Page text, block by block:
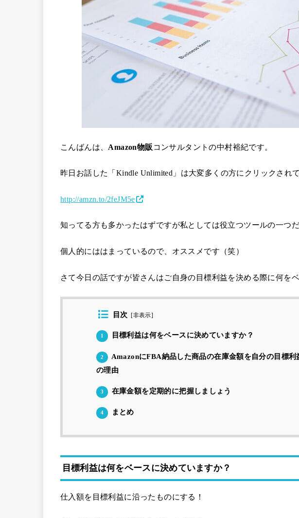
こんばんは、 Amazon物販 コンサルタントの中村裕紀です。
昨日お話した「Kindle Unlimited」は大変多くの方にクリックされ
http://amzn.to/2feJM5e
知ってる方も多かったはずですが私としては役立つツールの一つだ
個人的にははまっているので、オススメです（笑）
さて今日の話ですが皆さんはご自身の目標利益を決める際に何を
目次 [非表示]
1 目標利益は何をベースに決めていますか？
2
AmazonにFBA納品した商品の在庫金額を自分の目標
の理由
3 在庫金額を定期的に把握しましょう
4 まとめ
目標利益は何をベースに決めていますか？
仕入額を目標利益に沿ったものにする！